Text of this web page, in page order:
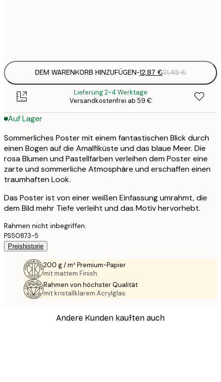
DEM WARENKORB HINZUFÜGEN-12,87 €21,45 €
Lieferung 2-4 Werktage
Versandkostenfrei ab 59 €
Auf Lager
Sommerliches Poster mit einem fantastischen Blick durch
einen Bogen auf die Amalfiküste und das blaue Meer. Die
rosa Blumen und Pastellfarben verleihen dem Poster eine
zarte und sommerliche Atmosphäre und erschaffen einen
traumhaften Look.
Das Poster ist von einer weißen Einfassung umrahmt, die
dem Bild mehr Tiefe verleiht und das Motiv hervorhebt.
Rahmen nicht inbegriffen.
PS50873-5
Preishistorie
200 g / m² Premium-Papier
mit mattem Finish.
Rahmen von höchster Qualität
mit kristallklarem Acrylglas.
Andere Kunden kauften auch